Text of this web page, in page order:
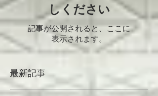
しください
記事が公開されると、ここに
表示されます。
最新記事